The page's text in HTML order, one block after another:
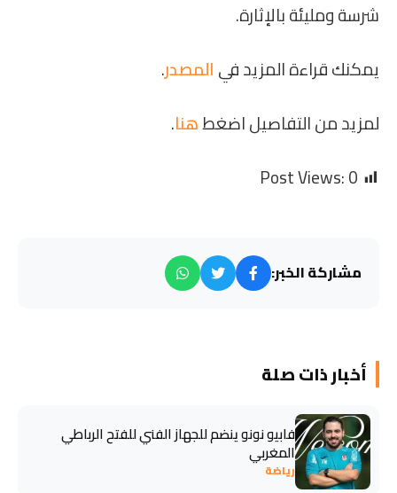
شرسة ومليئة بالإثارة.
يمكنك قراءة المزيد فيالمصدر.
لمزيد من التفاصيل اضغطهنا.
Post Views:0
مشاركة الخبر:
أخبار ذات صلة
فابيو نونو ينضم للجهاز الفني للفتح الرباطي
المغربي
رياضة